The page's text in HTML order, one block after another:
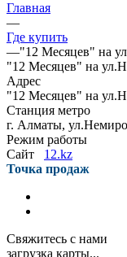
Главная
—
Где купить
—"12 Месяцев" на
"12 Месяцев" на
Адрес
"12 Месяцев" на
Станция метро
г. Алматы,
Режим работы
Сайт 12.kz
Точка продаж
Свяжитесь с нами
загрузка карты...